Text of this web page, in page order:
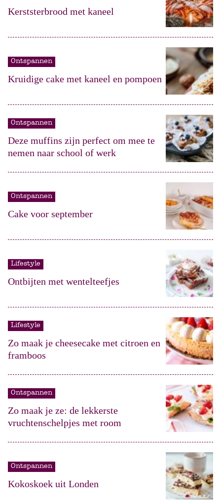
Kerststerbrood met kaneel
Ontspannen
Kruidige cake met kaneel en pompoen
Ontspannen
Deze muffins zijn perfect om mee te
nemen naar school of werk
Ontspannen
Cake voor september
Lifestyle
Ontbijten met wentelteefjes
Lifestyle
Zo maak je cheesecake met citroen en
framboos
Ontspannen
Zo maak je ze: de lekkerste
vruchtenschelpjes met room
Ontspannen
Kokoskoek uit Londen